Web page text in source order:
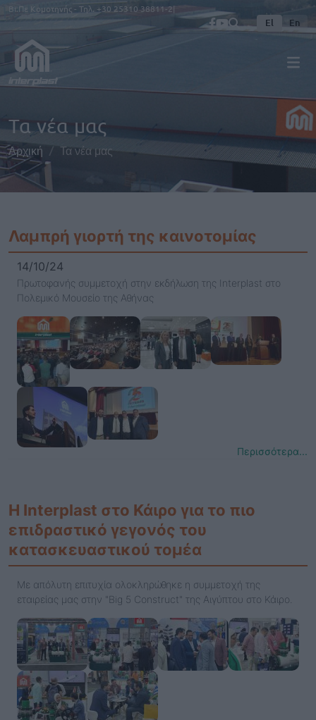
Παράκαμψη προς το κυρίως περιεχόμενο
Βι.Πε Κομοτηνής - Τηλ. +30 25310 38811-2
El En
Τα νέα μας
Αρχική Τα νέα μας
Λαμπρή γιορτή της καινοτομίας
14/10/24
Πρωτοφανής συμμετοχή στην εκδήλωση της Interplast στο
Πολεμικό Μουσείο της Αθήνας
Περισσότερα...
Η Interplast στο Κάιρο για το πιο
επιδραστικό γεγονός του
κατασκευαστικού τομέα
Με απόλυτη επιτυχία ολοκληρώθηκε η συμμετοχή της
εταιρείας μας στην "Big 5 Construct" της Αιγύπτου στο Κάιρο.